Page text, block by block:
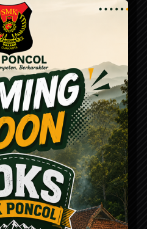
Batu Kemayoran Jakarta